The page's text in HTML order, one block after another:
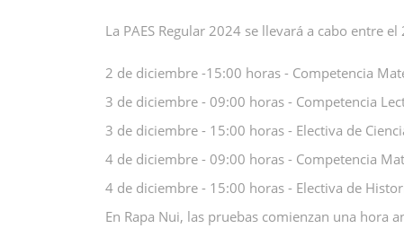
La PAES Regular 2024 se llevará a cabo entre
2 de diciembre -15:00 horas - Competencia
3 de diciembre - 09:00 horas - Competencia
3 de diciembre - 15:00 horas - Electiva de
4 de diciembre - 09:00 horas - Competencia
4 de diciembre - 15:00 horas - Electiva de
En Rapa Nui, las pruebas comienzan una hora